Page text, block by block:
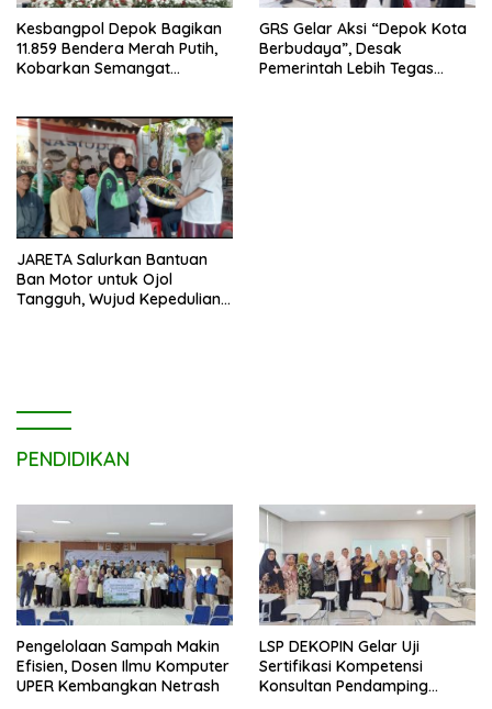
Kesbangpol Depok Bagikan
11.859 Bendera Merah Putih,
Kobarkan Semangat
GRS Gelar Aksi “Depok Kota
Berbudaya”, Desak
Pemerintah Lebih Tegas
JARETA Salurkan Bantuan
Ban Motor untuk Ojol
Tangguh, Wujud Kepedulian
PENDIDIKAN
Pengelolaan Sampah Makin
Efisien, Dosen Ilmu Komputer
UPER Kembangkan Netrash
LSP DEKOPIN Gelar Uji
Sertifikasi Kompetensi
Konsultan Pendamping